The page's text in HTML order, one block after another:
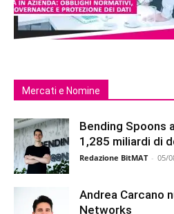
Mercati e Nomine
Bending Spoons
1,285 miliardi di
Redazione BitMAT - 05/
Andrea Carcano
Networks